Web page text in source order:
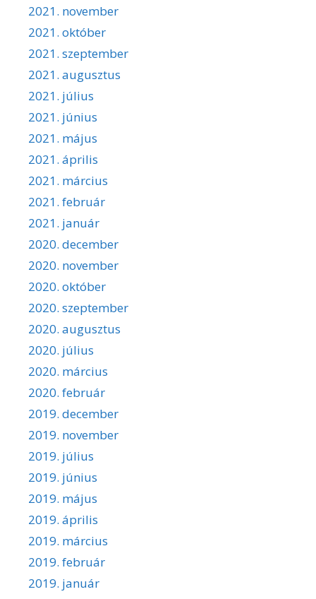
2021. november
2021. október
2021. szeptember
2021. augusztus
2021. július
2021. június
2021. május
2021. április
2021. március
2021. február
2021. január
2020. december
2020. november
2020. október
2020. szeptember
2020. augusztus
2020. július
2020. március
2020. február
2019. december
2019. november
2019. július
2019. június
2019. május
2019. április
2019. március
2019. február
2019. január